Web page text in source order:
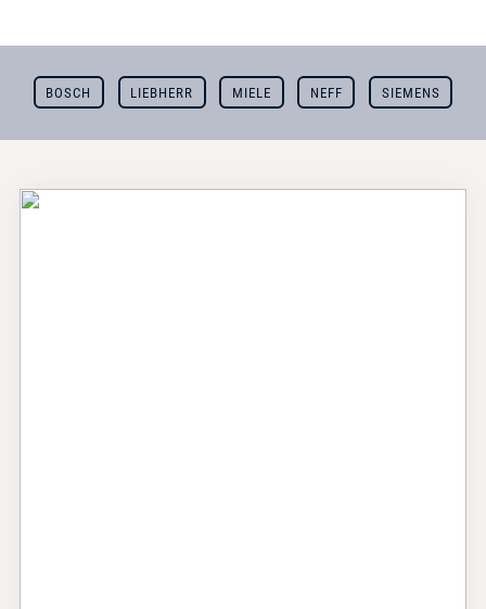
BOSCH LIEBHERR MIELE NEFF SIEMENS